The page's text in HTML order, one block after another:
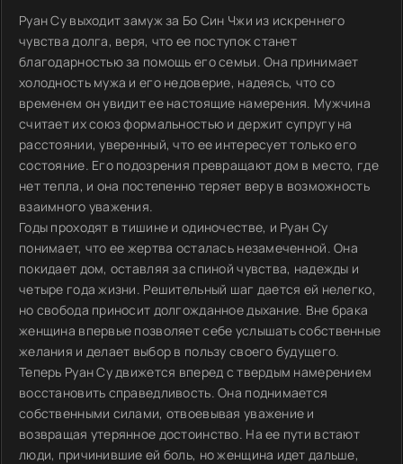
Руан Су выходит замуж за Бо Син Чжи из искреннего
чувства долга, веря, что ее поступок станет
благодарностью за помощь его семьи. Она принимает
холодность мужа и его недоверие, надеясь, что со
временем он увидит ее настоящие намерения. Мужчина
считает их союз формальностью и держит супругу на
расстоянии, уверенный, что ее интересует только его
состояние. Его подозрения превращают дом в место, где
нет тепла, и она постепенно теряет веру в возможность
взаимного уважения.
Годы проходят в тишине и одиночестве, и Руан Су
понимает, что ее жертва осталась незамеченной. Она
покидает дом, оставляя за спиной чувства, надежды и
четыре года жизни. Решительный шаг дается ей нелегко,
но свобода приносит долгожданное дыхание. Вне брака
женщина впервые позволяет себе услышать собственные
желания и делает выбор в пользу своего будущего.
Теперь Руан Су движется вперед с твердым намерением
восстановить справедливость. Она поднимается
собственными силами, отвоевывая уважение и
возвращая утерянное достоинство. На ее пути встают
люди, причинившие ей боль, но женщина идет дальше,